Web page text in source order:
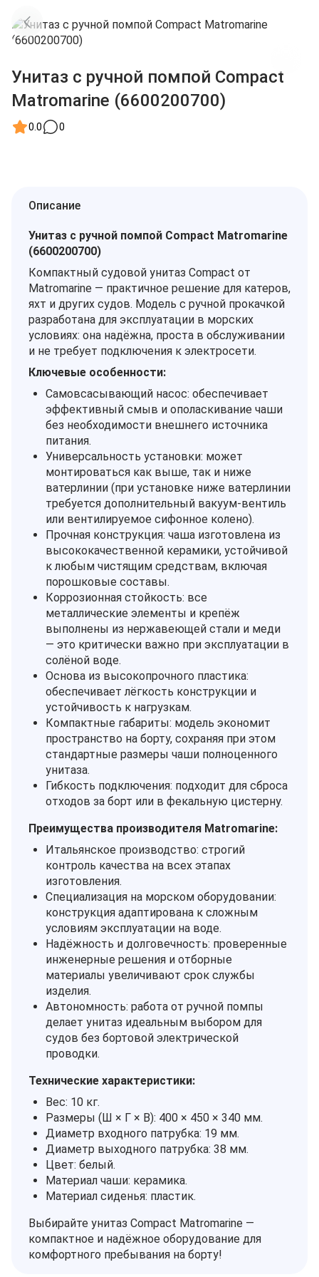
Унитаз с ручной помпой Compact
Matromarine (6600200700)
0.0 0
Описание
Унитаз с ручной помпой Compact Matromarine
(6600200700)
Компактный судовой унитаз Compact от
Matromarine — практичное решение для катеров,
яхт и других судов. Модель с ручной прокачкой
разработана для эксплуатации в морских
условиях: она надёжна, проста в обслуживании
и не требует подключения к электросети.
Ключевые особенности:
Самовсасывающий насос: обеспечивает
эффективный смыв и ополаскивание чаши
без необходимости внешнего источника
питания.
Универсальность установки: может
монтироваться как выше, так и ниже
ватерлинии (при установке ниже ватерлинии
требуется дополнительный вакуум‑вентиль
или вентилируемое сифонное колено).
Прочная конструкция: чаша изготовлена из
высококачественной керамики, устойчивой
к любым чистящим средствам, включая
порошковые составы.
Коррозионная стойкость: все
металлические элементы и крепёж
выполнены из нержавеющей стали и меди
— это критически важно при эксплуатации в
солёной воде.
Основа из высокопрочного пластика:
обеспечивает лёгкость конструкции и
устойчивость к нагрузкам.
Компактные габариты: модель экономит
пространство на борту, сохраняя при этом
стандартные размеры чаши полноценного
унитаза.
Гибкость подключения: подходит для сброса
отходов за борт или в фекальную цистерну.
Преимущества производителя Matromarine:
Итальянское производство: строгий
контроль качества на всех этапах
изготовления.
Специализация на морском оборудовании:
конструкция адаптирована к сложным
условиям эксплуатации на воде.
Надёжность и долговечность: проверенные
инженерные решения и отборные
материалы увеличивают срок службы
изделия.
Автономность: работа от ручной помпы
делает унитаз идеальным выбором для
судов без бортовой электрической
проводки.
Технические характеристики:
Вес: 10 кг.
Размеры (Ш × Г × В): 400 × 450 × 340 мм.
Диаметр входного патрубка: 19 мм.
Диаметр выходного патрубка: 38 мм.
Цвет: белый.
Материал чаши: керамика.
Материал сиденья: пластик.
Выбирайте унитаз Compact Matromarine —
компактное и надёжное оборудование для
комфортного пребывания на борту!